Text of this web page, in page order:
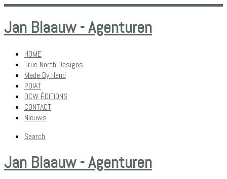
Jan Blaauw - Agenturen
HOME
True North Designs
Made By Hand
POIAT
DCW ÉDITIONS
CONTACT
Nieuws
Search
Jan Blaauw - Agenturen